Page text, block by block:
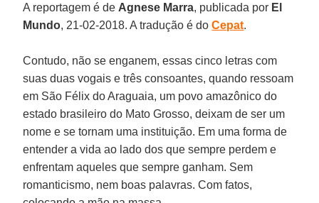
A reportagem é de Agnese Marra, publicada por El
Mundo, 21-02-2018. A tradução é doCepat.
Contudo, não se enganem, essas cinco letras com
suas duas vogais e três consoantes, quando ressoam
em São Félix do Araguaia, um povo amazônico do
estado brasileiro do Mato Grosso, deixam de ser um
nome e se tornam uma instituição. Em uma forma de
entender a vida ao lado dos que sempre perdem e
enfrentam aqueles que sempre ganham. Sem
romanticismo, nem boas palavras. Com fatos,